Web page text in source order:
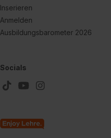
Inserieren
Anmelden
Ausbildungsbarometer 2026
Socials